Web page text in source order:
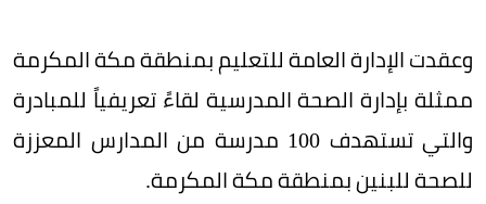
وعقدت الإدارة العامة للتعليم بمنطقة مكة المكرمة
ممثلة بإدارة الصحة المدرسية لقاءً تعريفياً للمبادرة
والتي تستهدف 100 مدرسة من المدارس المعززة
للصحة للبنين بمنطقة مكة المكرمة.